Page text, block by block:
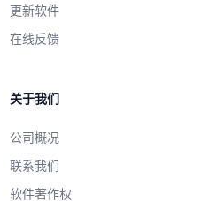
更新软件
在线反馈
关于我们
公司概况
联系我们
软件著作权